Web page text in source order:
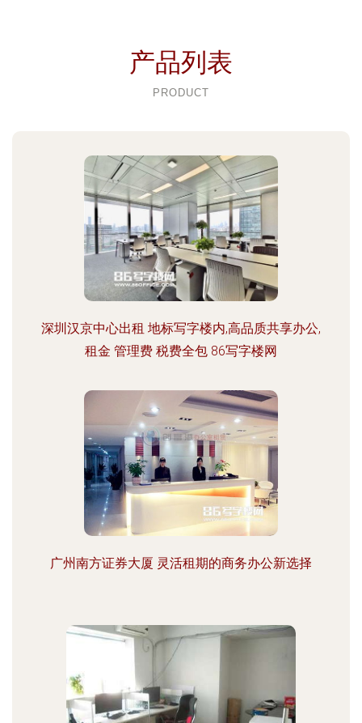
产品列表
PRODUCT
深圳汉京中心出租 地标写字楼内,高品质共享办公,
租金 管理费 税费全包 86写字楼网
广州南方证券大厦 灵活租期的商务办公新选择